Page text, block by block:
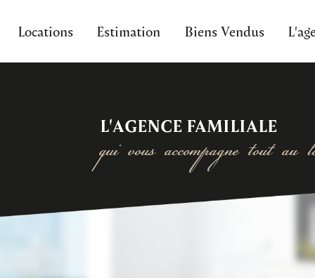
Locations Estimation Biens Vendus
L'AGENCE FAMILIALE
qui vous accompagne tout au